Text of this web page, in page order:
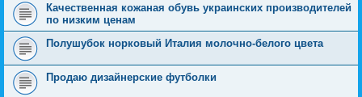
Качественная кожаная обувь украинских производителей
по низким ценам
Полушубок норковый Италия молочно-белого цвета
Продаю дизайнерские футболки